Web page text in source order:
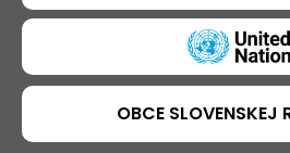
OBCE SLOVENSKEJ